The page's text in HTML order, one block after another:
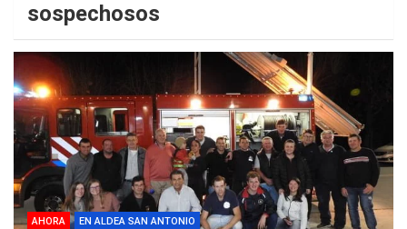
sospechosos
AHORA EN ALDEA SAN ANTONIO